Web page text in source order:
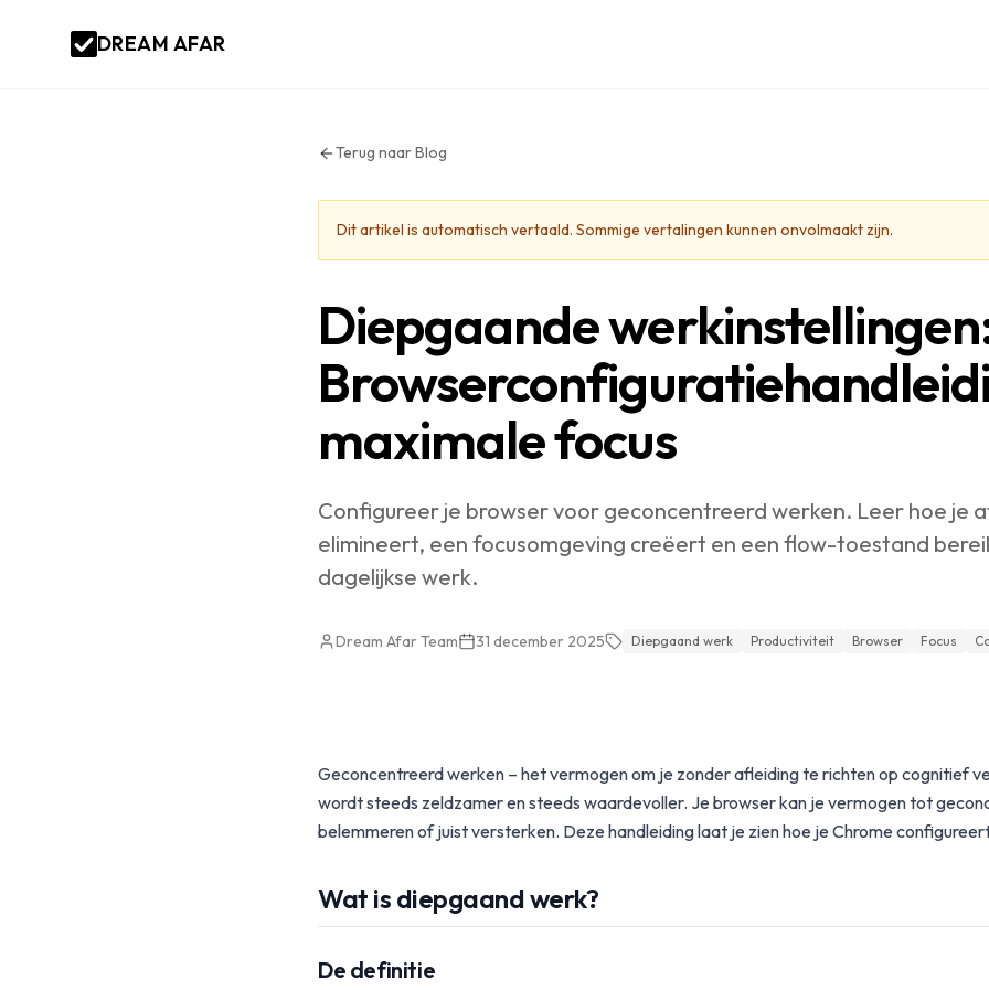
DREAM AFAR
Terug naar Blog
Dit artikel is automatisch vertaald. Sommige vertalingen kunnen onvolmaakt zijn.
Diepgaande
maximale focus
Configureer je browser voor geconcentreerd werken. Leer hoe je
elimineert, een focusomgeving creëert en een flow-toestand
dagelijkse werk.
Dream Afar Team 31 december 2025 Diepgaand werk Productiviteit Browser Focus
Geconcentreerd werken – het vermogen om je zonder afleiding te richten op cognitief
wordt steeds zeldzamer en steeds waardevoller. Je browser kan je vermogen tot
belemmeren of juist versterken. Deze handleiding laat je zien hoe je Chrome
Wat is diepgaand werk?
De definitie